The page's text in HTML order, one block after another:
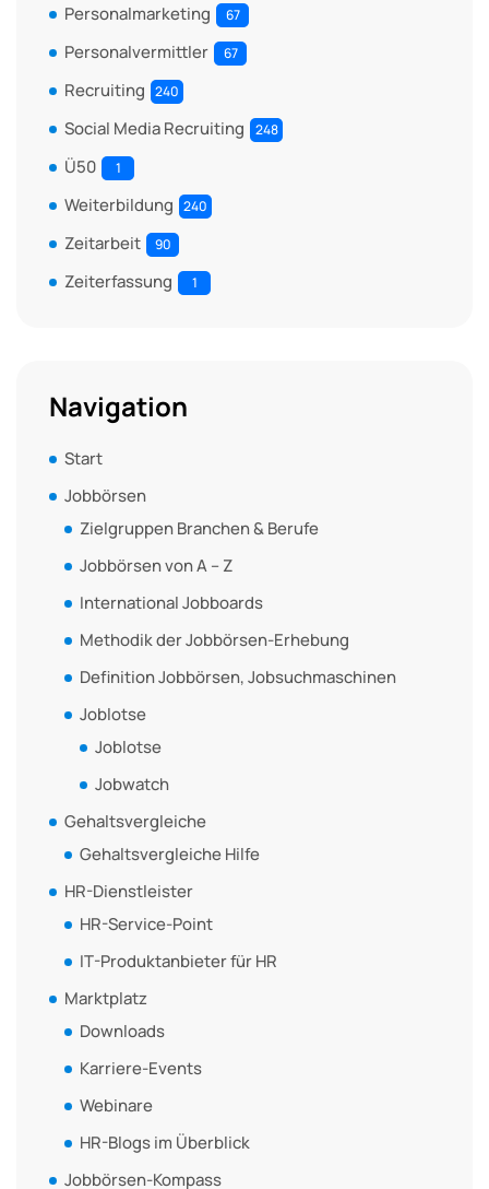
Personalmarketing 67
Personalvermittler 67
Recruiting 240
Social Media Recruiting 248
Ü50 1
Weiterbildung 240
Zeitarbeit 90
Zeiterfassung 1
Navigation
Start
Jobbörsen
Zielgruppen Branchen & Berufe
Jobbörsen von A – Z
International Jobboards
Methodik der Jobbörsen-Erhebung
Definition Jobbörsen, Jobsuchmaschinen
Joblotse
Joblotse
Jobwatch
Gehaltsvergleiche
Gehaltsvergleiche Hilfe
HR-Dienstleister
HR-Service-Point
IT-Produktanbieter für HR
Marktplatz
Downloads
Karriere-Events
Webinare
HR-Blogs im Überblick
Jobbörsen-Kompass